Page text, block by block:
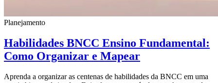
Planejamento
Habilidades BNCC Ensino Fundamental:
Como Organizar e Mapear
Aprenda a organizar as centenas de habilidades da BNCC em uma